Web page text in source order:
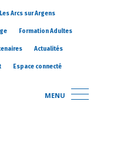
Les Arcs sur Argens
Formation Adultes
Actualités
Espace connecté
MENU